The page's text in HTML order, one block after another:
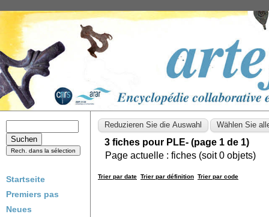
Startseite
Premiers pas
Neues
3 fiches pour PLE- (page 1 de 1)
Page actuelle : fiches (soit0 objets)
Trier par date Trier par définition Trier par code